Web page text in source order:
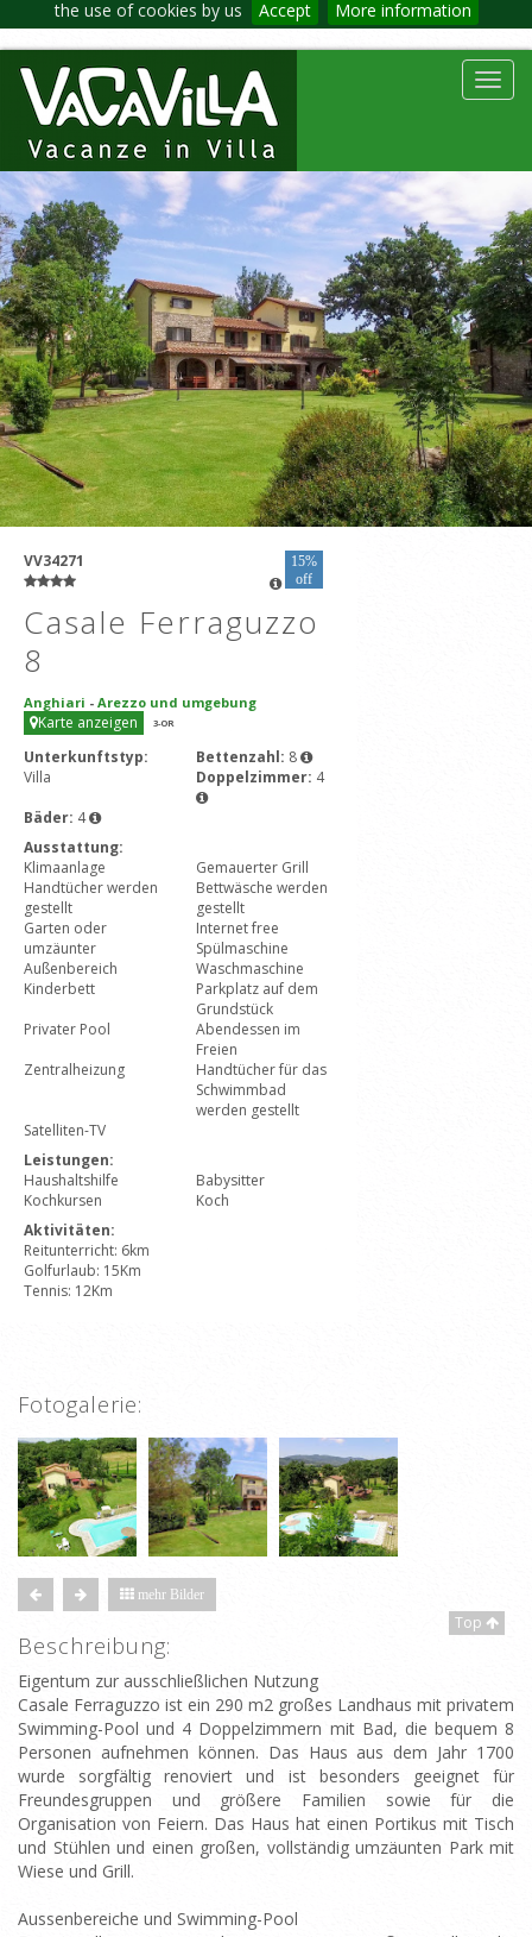
the use of cookies by us Accept More information
VV34271
15%
off
Casale Ferraguzzo
8
Anghiari - Arezzo und umgebung
Karte anzeigen 3-OR
Unterkunftstyp:
Villa
Bettenzahl: 8
Doppelzimmer: 4
Bäder: 4
Ausstattung:
Klimaanlage
Gemauerter Grill
Handtücher werden
gestellt
Bettwäsche werden
gestellt
Garten oder
umzäunter
Außenbereich
Internet free
Spülmaschine
Waschmaschine
Kinderbett
Parkplatz auf dem
Grundstück
Privater Pool
Abendessen im
Freien
Zentralheizung
Handtücher für das
Schwimmbad
werden gestellt
Satelliten-TV
Leistungen:
Haushaltshilfe
Babysitter
Kochkursen
Koch
Aktivitäten:
Reitunterricht: 6km
Golfurlaub: 15Km
Tennis: 12Km
Fotogalerie:
mehr Bilder
Top
Beschreibung:
Eigentum zur ausschließlichen Nutzung
Casale Ferraguzzo ist ein 290 m2 großes Landhaus mit privatem
Swimming-Pool und 4 Doppelzimmern mit Bad, die bequem 8
Personen aufnehmen können. Das Haus aus dem Jahr 1700
wurde sorgfältig renoviert und ist besonders geeignet für
Freundesgruppen und größere Familien sowie für die
Organisation von Feiern. Das Haus hat einen Portikus mit Tisch
und Stühlen und einen großen, vollständig umzäunten Park mit
Wiese und Grill.
Aussenbereiche und Swimming-Pool